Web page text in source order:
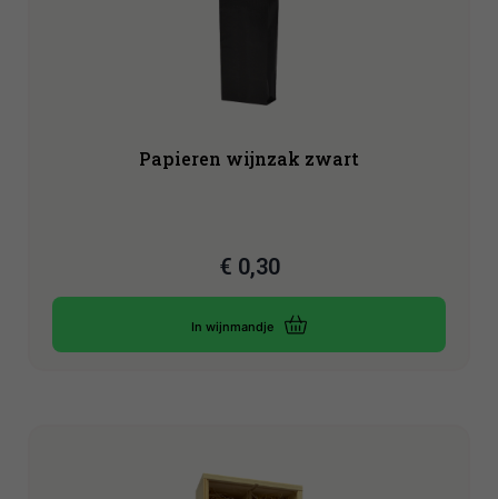
Papieren wijnzak zwart
€ 0,30
In wijnmandje